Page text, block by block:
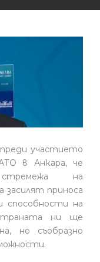
участието
в Анкара, че
на
засилят приноса
на
ни ще
но съобразно